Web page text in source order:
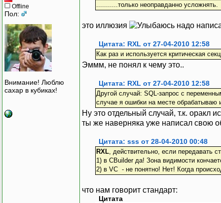
Offline
Пол:
Внимание! Люблю
сахар в кубиках!
...........только неоправданно усложнять.
это иллюзия надо
Цитата: RXL от 27-04-2010 12:58
Как раз и используется критическая
Эммм, не понял к чему это..
Цитата: RXL от 27-04-2010 12:58
Другой случай: SQL-запрос с
случае я ошибки на месте
Ну это отдельный случай, т.к. оракл
ты же наверняка уже написал свою
Цитата: sss от 28-04-2010 00:48
RXL, действительно, если передавать
1) в CBuilder да! Зона видимости
2) в VC - не понятно! Нет! Когда
что нам говорит стандарт:
Цитата